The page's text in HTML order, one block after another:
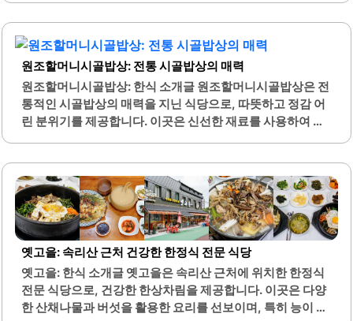
또한, 삼겹살과 함께 제공되는 미나리와의 조합은 더욱 풍부
한 맛을 선사합니다.식당 내부는 깔끔하고 아늑한 분위기로,
창가에 놓인 화분이 식사하는 동안 편안한 시각적 즐거움을
더합니다. 고객들은 친절한 서비스와 함께 맛있는 음식을 경
험할 수 있으며, 특히 사장님의 따뜻한 응대가 인상적입니다.
부추전과 같은 다양한 전 메뉴도 제공되어, 식사와 함께 곁들
원조할머니시골밥상: 전통 시골밥상의 매력
원조할머니시골밥상: 한식 소개글 원조할머니시골밥상은 전
통적인 시골밥상의 매력을 지닌 식당으로, 따뜻하고 정감 어
린 분위기를 제공합니다. 이곳은 신선한 재료를 사용하여 정
있으며, 밑반찬 또한 깔끔하고 맛있습니다.원조할머니시골
밥상은 집밥을 그리워하는 분들에게 최적의 선택이 될 수 있
습니다. 이곳의 음식은 언제나 일정한 품질을 유지하며, 가격
또한 합리적입니다. 또한, 친절한 직원들이 손님을 맞이하여
편안한 식사 경험을 제공합니다.식당 내부는 아늑하고 편안
한 분위기로, 혼자서 방문하더라도 부담 없이 식사할 수 있는
환경을 갖추고 있습니다. 원조할머니시골밥상은 언제든지
방문할 수 있는 편리한 위치에 자리잡고 있어, 근처에 계신 분
들에게 특히 유용합니다. 이곳의 음식은 시골의 정서를 느낄
옛고을: 속리산 근처 건강한 한정식 전문 식당
옛고을: 한식 소개글 옛고을은 속리산 근처에 위치한 한정식
전문 식당으로, 건강한 한상차림을 제공합니다. 이곳은 다양
한 산채나물과 버섯을 활용한 요리를 선보이며, 특히 능이 버